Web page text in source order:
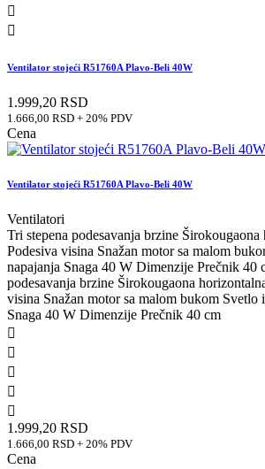


Ventilator stojeći R51760A Plavo-Beli 40W
1.999,20 RSD
1.666,00 RSD + 20% PDV
Cena
Ventilator stojeći R51760A Plavo-Beli 40W
Ventilatori
Tri stepena podesavanja brzine
Podesiva visina Snažan motor sa malom
napajanja Snaga 40 W Dimenzije Prečnik 40
podesavanja brzine Širokougaona
visina Snažan motor sa malom bukom Svetlo
Snaga 40 W Dimenzije Prečnik 40 cm





1.999,20 RSD
1.666,00 RSD + 20% PDV
Cena